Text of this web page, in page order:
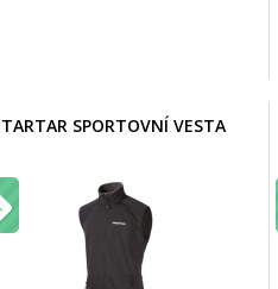
TARTAR SPORTOVNÍ VESTA